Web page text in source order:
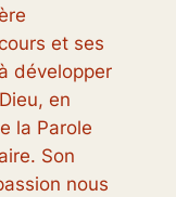
et ses
développer
en
la Parole
Son
nous